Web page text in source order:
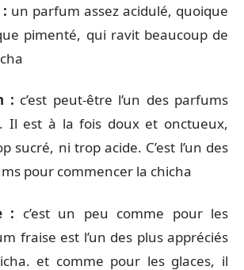
un parfum assez acidulé, quoique
pimenté, qui ravit beaucoup de
: c’est peut-être l’un des parfums
Il est à la fois doux et onctueux,
sucré, ni trop acide. C’est l’un des
pour commencer la chicha
: c’est un peu comme pour les
fraise est l’un des plus appréciés
et comme pour les glaces, il